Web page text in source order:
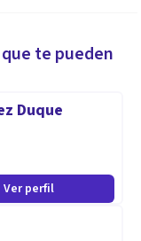
te pueden
Duque
Ver perfil